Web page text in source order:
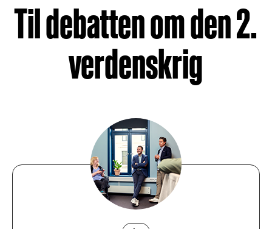
Til debatten om den 2.
verdenskrig